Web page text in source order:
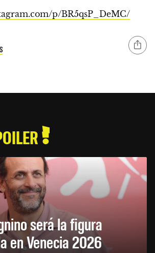
p/BR5qsP_DeMC/
será la figura
en Venecia 2026